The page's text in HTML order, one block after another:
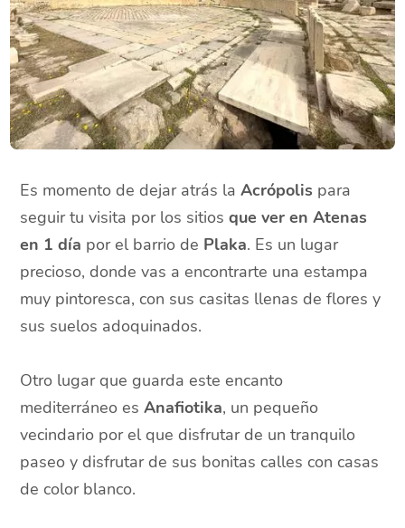
Es momento de dejar atrás laAcrópolis para
seguir tu visita por los sitiosque ver en Atenas
en 1 día por el barrio de Plaka. Es un lugar
precioso, donde vas a encontrarte una estampa
muy pintoresca, con sus casitas llenas de flores y
sus suelos adoquinados.
Otro lugar que guarda este encanto
mediterráneo esAnafiotika, un pequeño
vecindario por el que disfrutar de un tranquilo
paseo y disfrutar de sus bonitas calles con casas
de color blanco.